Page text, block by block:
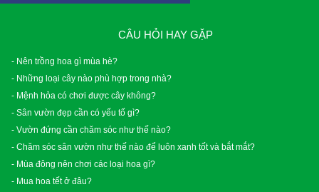
CÂU HỎI HAY GẶP
- Nên trồng hoa gì mùa hè?
- Những loại cây nào phù hợp trong nhà?
- Mệnh hỏa có chơi được cây không?
- Sân vườn đẹp cần có yếu tố gì?
- Vườn đứng cần chăm sóc như thế nào?
- Chăm sóc sân vườn như thế nào để luôn xanh tốt và bắt mắt?
- Mùa đông nên chơi các loại hoa gì?
- Mua hoa tết ở đâu?